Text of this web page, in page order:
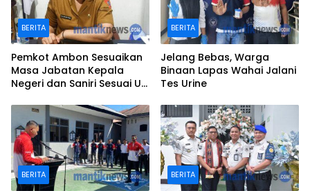
BERITA
Pemkot Ambon Sesuaikan
Masa Jabatan Kepala
Negeri dan Saniri Sesuai UU
BERITA
Jelang Bebas, Warga
Binaan Lapas Wahai Jalani
Tes Urine
BERITA BERITA